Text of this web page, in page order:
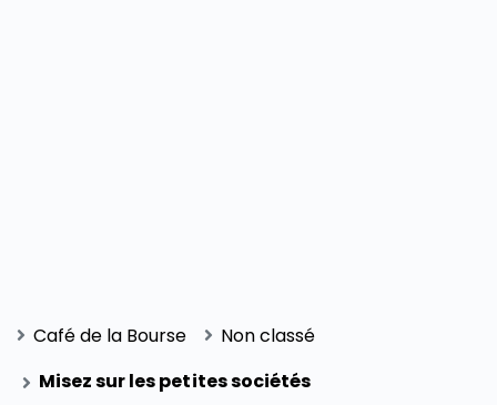
Café de la Bourse
Non classé
Misez sur les petites sociétés